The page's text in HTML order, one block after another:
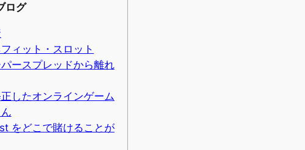
ログ
ィット・スロット
ースプレッドから離れ
したオンラインゲーム
をどこで賭けることが